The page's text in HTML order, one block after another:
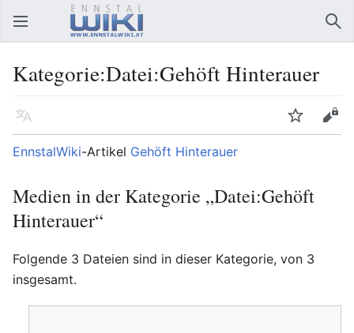
Hauptmenü öffnen
Kategorie:Datei:Gehöft Hinterauer
Sprache Beobachten
Bearbeiten
EnnstalWiki-Artikel Gehöft Hinterauer
Medien in der Kategorie „Datei:Gehöft
Hinterauer“
Folgende 3 Dateien sind in dieser Kategorie, von 3
insgesamt.